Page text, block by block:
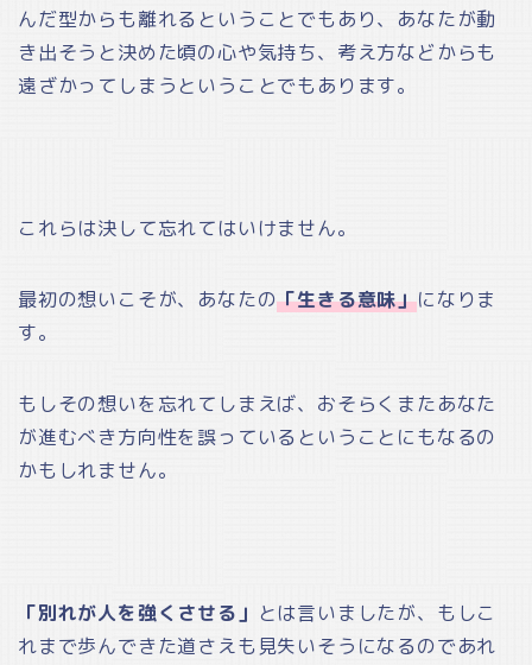
んだ型からも離れるということでもあり、あなたが動
き出そうと決めた頃の心や気持ち、考え方などからも
遠ざかってしまうということでもあります。
これらは決して忘れてはいけません。
最初の想いこそが、あなたの「生きる意味」になりま
す。
もしその想いを忘れてしまえば、おそらくまたあなた
が進むべき方向性を誤っているということにもなるの
かもしれません。
「別れが人を強くさせる」 とは言いましたが、もしこ
れまで歩んできた道さえも見失いそうになるのであれ